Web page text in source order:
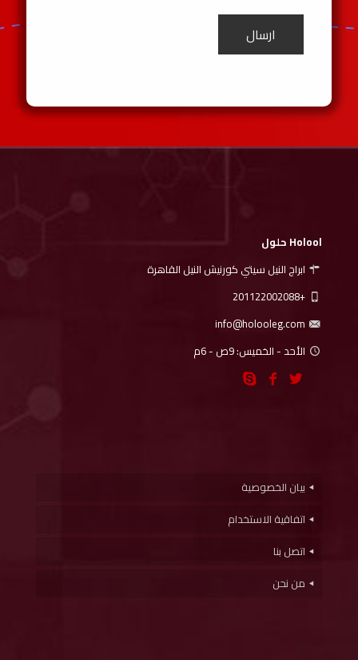
Holool حلول
ابراج النيل سيتي كورنيش النيل القاهرة
+201122002088
الأحد - الخميس: 9ص - 6م
بيان الخصوصية
اتفاقية الاستخدام
اتصل بنا
من نحن